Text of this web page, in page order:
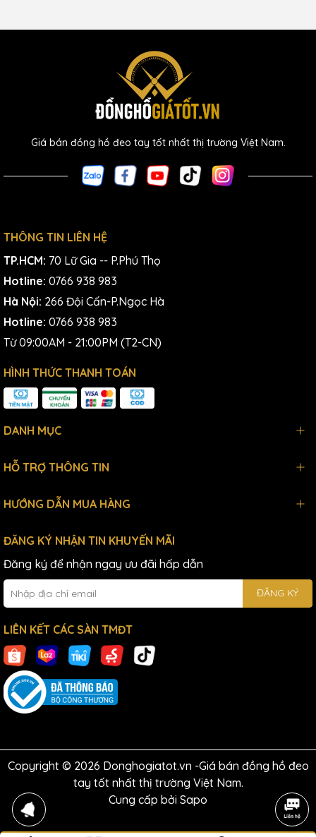
Giá bán đồng hồ đeo tay tốt nhất thị trường Việt Nam.
THÔNG TIN LIÊN HỆ
TP.HCM: 70 Lữ Gia -- P.Phú Thọ
Hotline: 0766 938 983
Hà Nội: 266 Đội Cấn-P.Ngọc Hà
Hotline: 0766 938 983
Từ 09:00AM - 21:00PM (T2-CN)
HÌNH THỨC THANH TOÁN
DANH MỤC
HỖ TRỢ THÔNG TIN
HƯỚNG DẪN MUA HÀNG
ĐĂNG KÝ NHẬN TIN KHUYẾN MÃI
Đăng ký để nhận ngay ưu đãi hấp dẫn
ĐĂNG KÝ
LIÊN KẾT CÁC SÀN TMĐT
Copyright © 2026 Donghogiatot.vn -Giá bán đồng hồ đeo
tay tốt nhất thị trường Việt Nam.
Cung cấp bởi Sapo